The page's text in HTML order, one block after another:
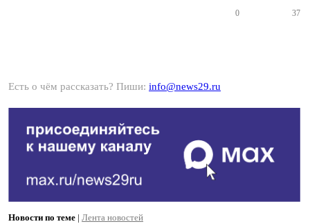
0 37
Есть о чём рассказать? Пиши: info@news29.ru
Новости по теме | Лента новостей